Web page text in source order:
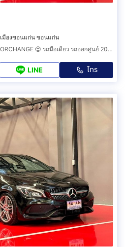
เมืองขอนแก่น ขอนแก่น
😍 2021 HONDA BRV 1.5V MINORCHANGE 😍 รถมือเดียว รถออกศูนย์ 2021 แท้ รถวิ่งน้อย รถไม่เคยมีอุบัติเหตุครับ
LINE โทร